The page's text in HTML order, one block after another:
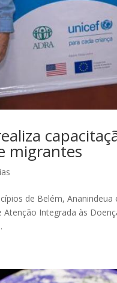
migrantes
de Belém,
Integrada às